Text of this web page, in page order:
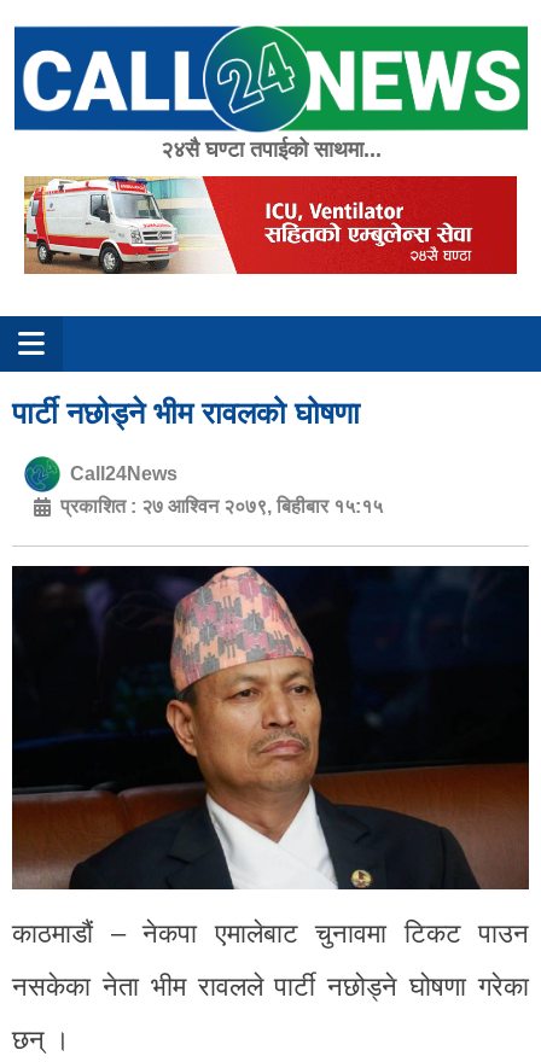
content
२४सै घण्टा तपाईको साथमा...
पार्टी नछोड्ने भीम रावलको घोषणा
Call24News
प्रकाशित : २७ आश्विन २०७९, बिहीबार १५:१५
काठमाडौं – नेकपा एमालेबाट चुनावमा टिकट पाउन
नसकेका नेता भीम रावलले पार्टी नछोड्ने घोषणा गरेका
छन् ।